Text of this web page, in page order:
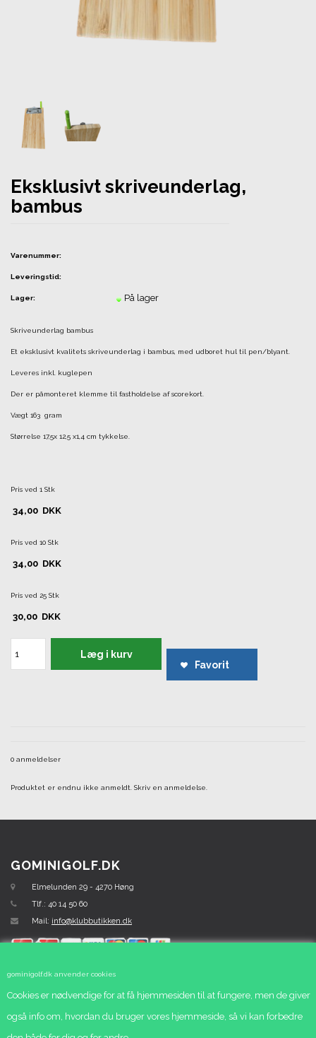
gominigolf.dk anvender cookies
Cookies er nødvendige for at få hjemmesiden til at fungere, men de giver
også info om, hvordan du bruger vores hjemmeside, så vi kan forbedre
Eksklusivt skriveunderlag,
bambus
Varenummer:
Leveringstid:
Lager: På lager
Skriveunderlag bambus
Et eksklusivt kvalitets skriveunderlag i bambus, med udboret hul til pen/blyant.
Leveres inkl. kuglepen
Der er påmonteret klemme til fastholdelse af scorekort.
Vægt 163 gram
Størrelse 17,5x 12,5 x1,4 cm tykkelse.
Pris ved 1 Stk
34,00 DKK
Pris ved 10 Stk
34,00 DKK
Pris ved 25 Stk
30,00 DKK
0 anmeldelser
Produktet er endnu ikke anmeldt. Skriv en anmeldelse.
GOMINIGOLF.DK
Elmelunden 29 - 4270 Høng
Tlf.: 40 14 50 60
Mail: info@klubbutikken.dk
KUNDESERVICE